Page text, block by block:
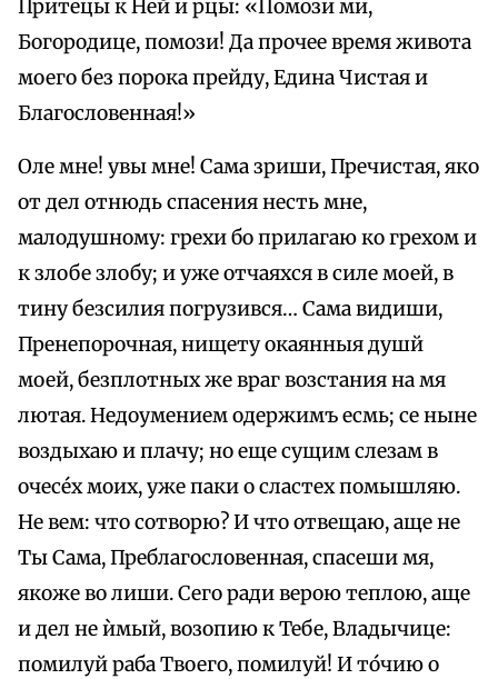
Притецы к Ней и рцы: «Помози ми,
Богородице, помози! Да прочее время живота
моего без порока прейду, Едина Чистая и
Благословенная!»
Оле мне! увы мне! Сама зриши, Пречистая, яко
от дел отнюдь спасения несть мне,
малодушному: грехи бо прилагаю ко грехом и
к злобе злобу; и уже отчаяхся в силе моей, в
тину безсилия погрузився… Сама видиши,
Пренепорочная, нищету окаянныя душй
моей, безплотных же враг возстания на мя
лютая. Недоумением одержимъ есмь; се ныне
воздыхаю и плачу; но еще сущим слезам в
очесе́х моих, уже паки о сластех помышляю.
Не вем: что сотворю? И что отвещаю, аще не
Ты Сама, Преблагословенная, спасеши мя,
якоже во лиши. Сего ради верою теплою, аще
и дел не ѝмый, возопию к Тебе, Владычице:
помилуй раба Твоего, помилуй! И то́чию о